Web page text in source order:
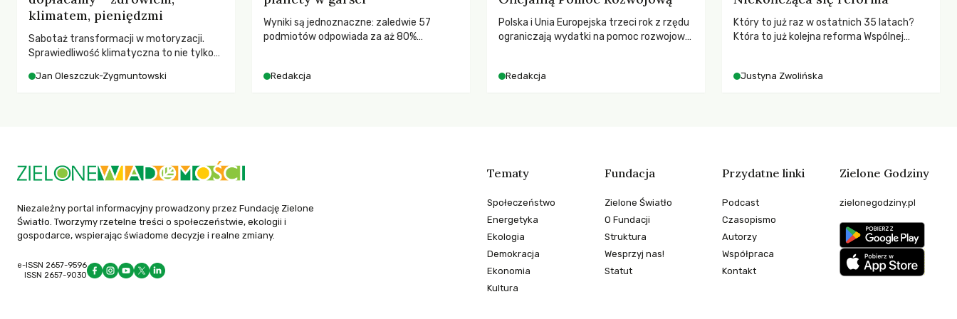
klimatem, pieniędzmi
Sabotaż transformacji w motoryzacji.
Sprawiedliwość klimatyczna to nie tylko
ponosi konsekwencje globalnego
Jan Oleszczuk-Zygmuntowski
Wyniki są jednoznaczne: zaledwie 57
podmiotów odpowiada za aż 80%
Redakcja
Polska i Unia Europejska trzeci rok z rzędu
ograniczają wydatki na pomoc rozwojową
dla krajów najbardziej potrzebujących, a
Redakcja
Który to już raz w ostatnich 35 latach?
Która to już kolejna reforma Wspólnej
społeczne?
Justyna Zwolińska
Niezależny portal informacyjny prowadzony przez Fundację Zielone
Światło. Tworzymy rzetelne treści o społeczeństwie, ekologii i
gospodarce, wspierając świadome decyzje i realne zmiany.
e-ISSN 2657-9596
ISSN 2657-9030
Tematy
Społeczeństwo
Energetyka
Ekologia
Demokracja
Ekonomia
Kultura
Fundacja
Zielone Światło
O Fundacji
Struktura
Wesprzyj nas!
Statut
Przydatne linki
Podcast
Czasopismo
Autorzy
Współpraca
Kontakt
Zielone Godziny
zielonegodziny.pl